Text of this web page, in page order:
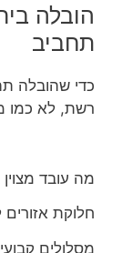
הובלה
תחביב
כדי שהובלה
רשת, לא כמו
מה עובד מצוין
חלוקת אזורים
מסלולים